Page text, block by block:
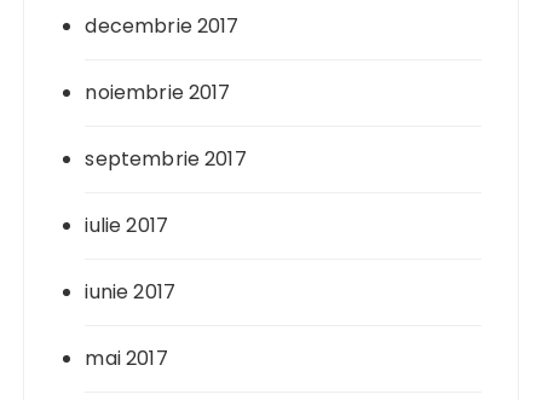
decembrie 2017
noiembrie 2017
septembrie 2017
iulie 2017
iunie 2017
mai 2017